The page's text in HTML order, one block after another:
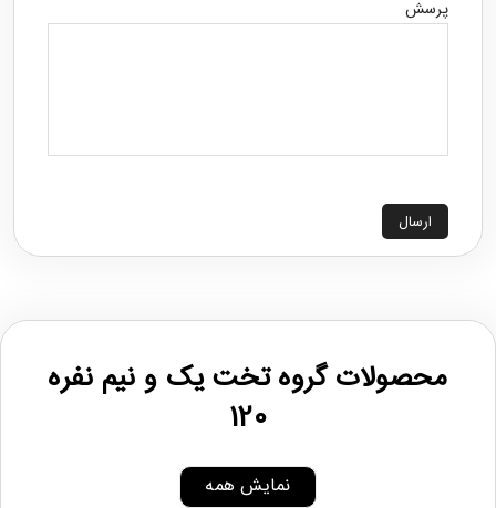
پرسش
ارسال
محصولات گروه تخت یک و نیم نفره
120
نمایش همه